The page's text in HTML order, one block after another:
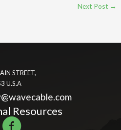
Next Post →
STREET,
U.S.A
Resources